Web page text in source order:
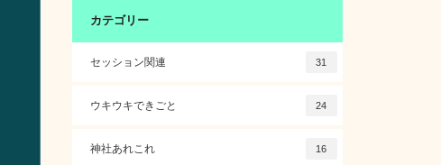
カテゴリー
セッション関連 31
ウキウキできごと 24
神社あれこれ 16